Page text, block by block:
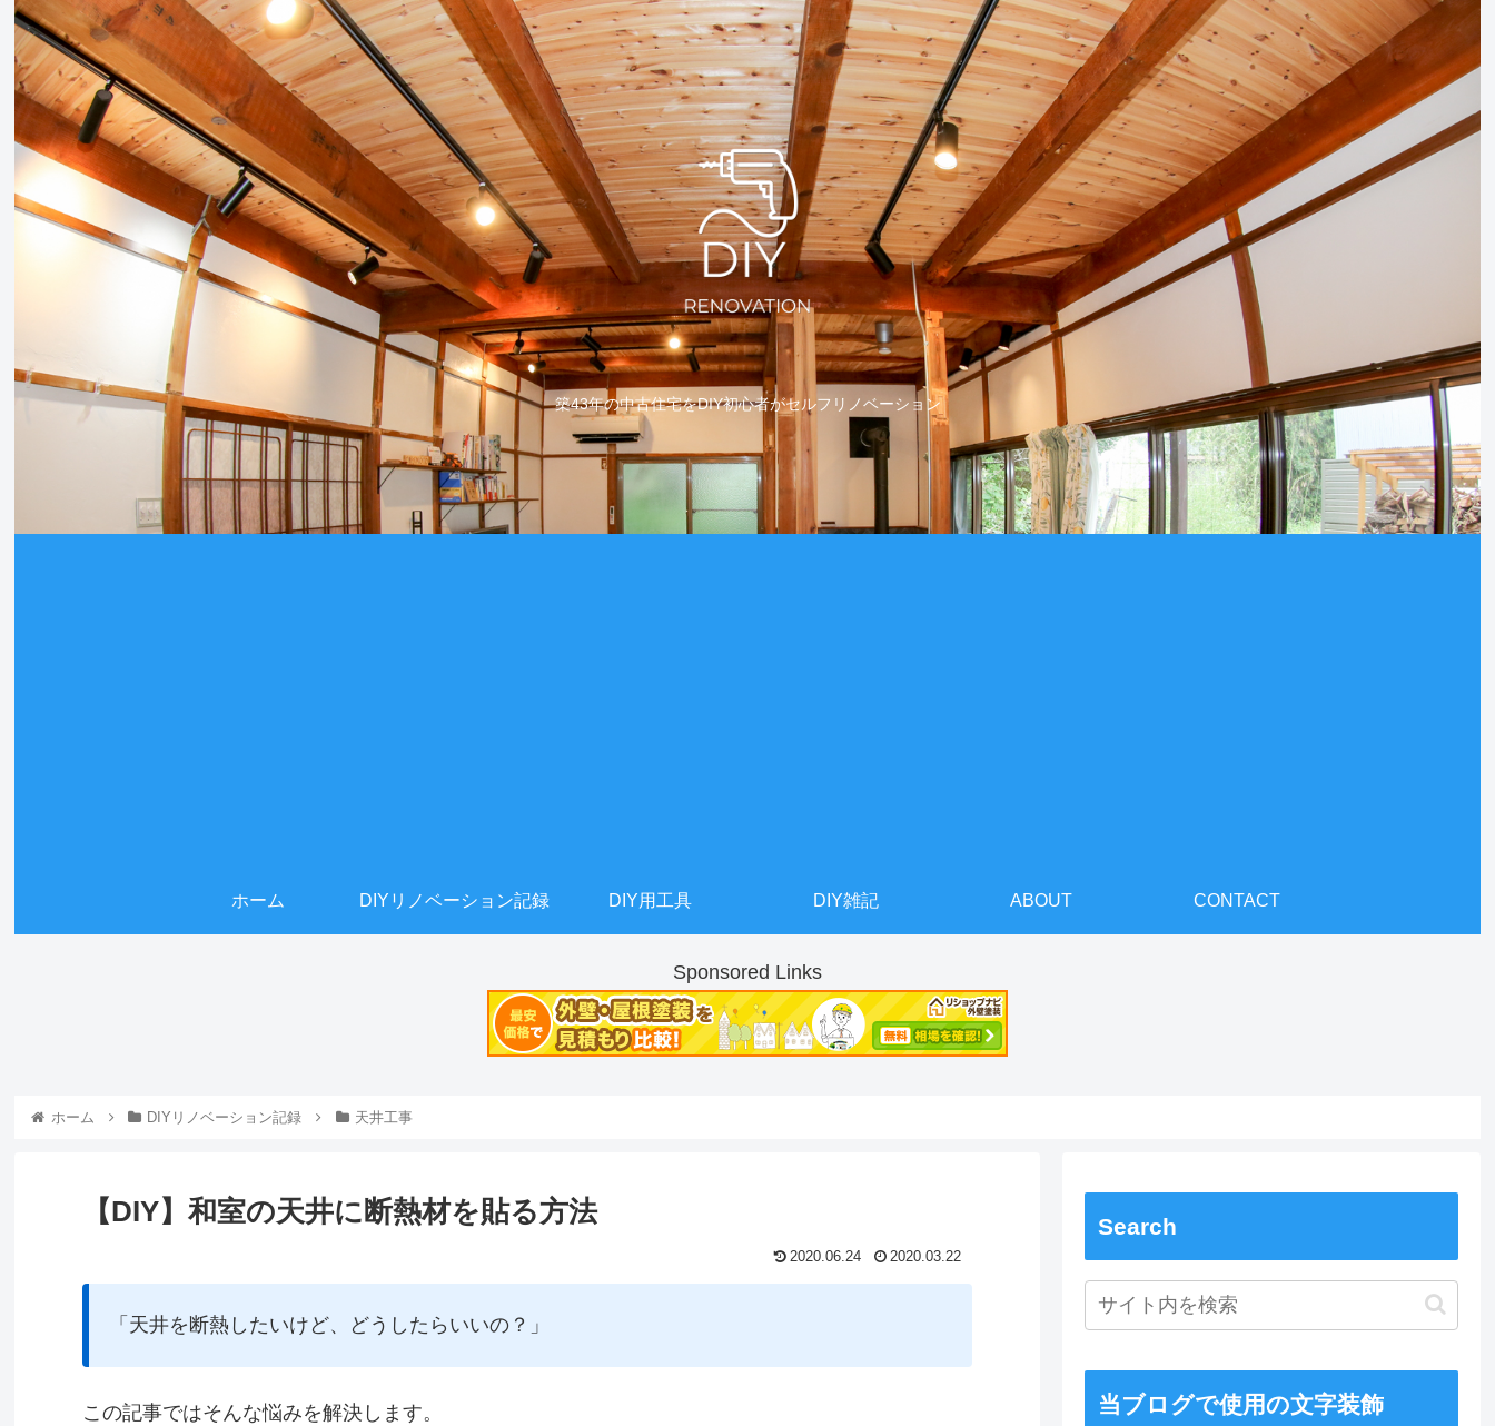
築43年の中古住宅をDIY初心者がセルフリノベーション
ホーム DIYリノベーション記録 DIY用工具 DIY雑記 ABOUT CONTACT
Sponsored Links
ホーム DIYリノベーション記録 天井工事
【DIY】和室の天井に断熱材を貼る方法
2020.06.24 2020.03.22
「天井を断熱したいけど、どうしたらいいの？」
この記事ではそんな悩みを解決します。
Search
当ブログで使用の文字装飾